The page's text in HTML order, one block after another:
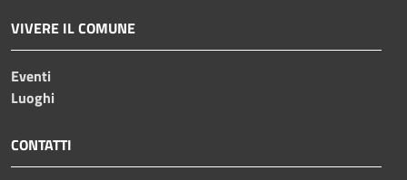
VIVERE IL COMUNE
Eventi
Luoghi
CONTATTI